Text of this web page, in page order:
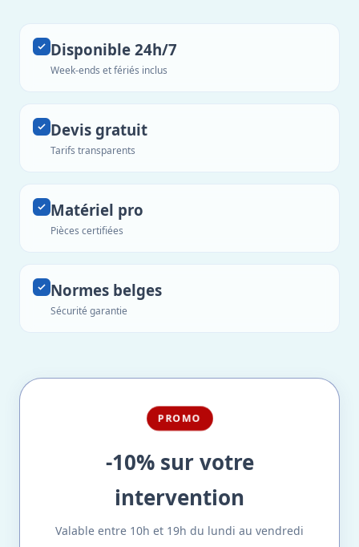
Disponible 24h/7
Week-ends et fériés inclus
Devis gratuit
Tarifs transparents
Matériel pro
Pièces certifiées
Normes belges
Sécurité garantie
PROMO
-10% sur votre
intervention
Valable entre 10h et 19h du lundi au vendredi